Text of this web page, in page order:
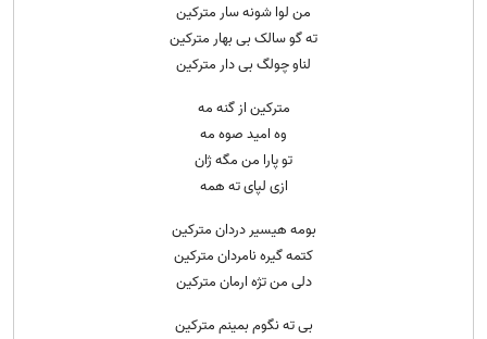
من لوا شونه سار مترکین
ته گو سالک بی بهار مترکین
لناو چولگ بی دار مترکین
مترکین از گنه مه
وه امید صوه مه
تو پارا من مگه ژان
ازی لپای ته همه
بومه هیسیر دردان مترکین
کتمه گیره نامردان مترکین
دلی من تژه ارمان مترکین
بی ته نگوم بمینم مترکین